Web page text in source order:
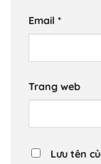
Email *
Trang web
Lưu tên